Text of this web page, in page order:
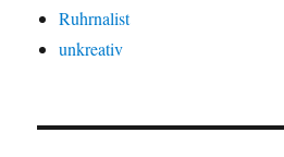
Ruhrnalist
unkreativ